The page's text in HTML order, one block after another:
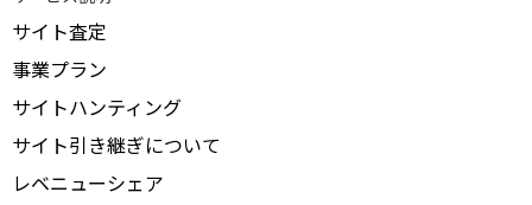
サイト査定
事業プラン
サイトハンティング
サイト引き継ぎについて
レベニューシェア